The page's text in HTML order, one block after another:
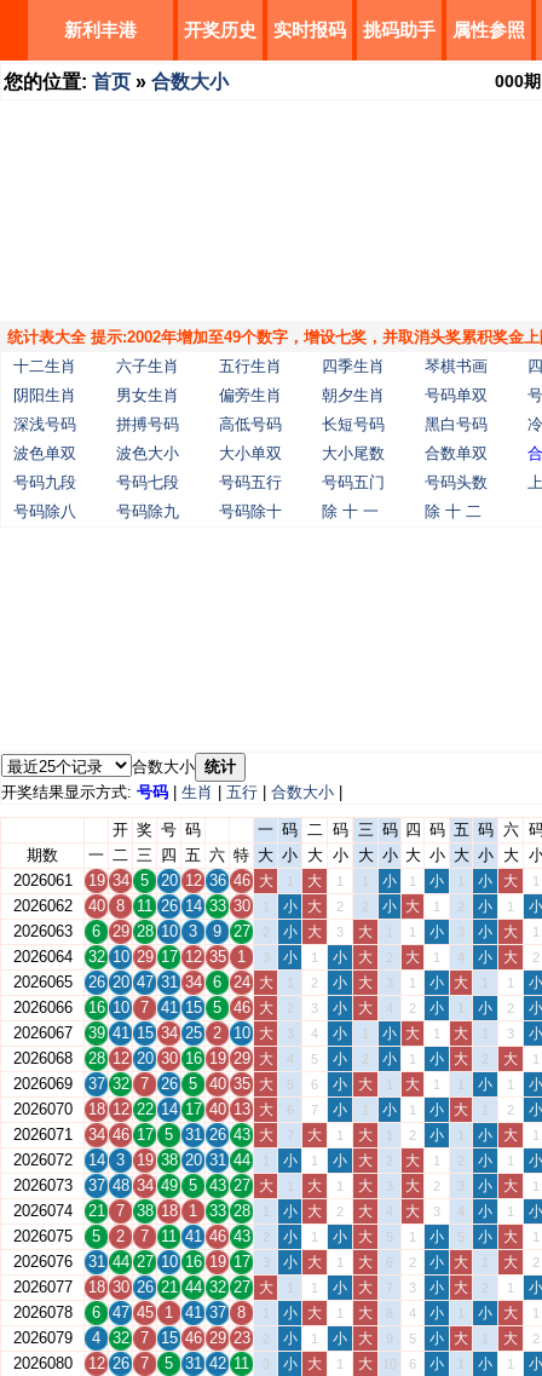
新利丰港 开奖历史 实时报码 挑码助手 属性参照
您的位置: 首页 » 合数大小 000期
统计表大全 提示:2002年增加至49个数字，增设七奖，并取消头奖累积奖金
十二生肖
六子生肖 五行生肖 四季生肖 琴棋书画
阴阳生肖
男女生肖 偏旁生肖 朝夕生肖 号码单双
深浅号码
拼搏号码 高低号码 长短号码 黑白号码
波色单双
波色大小 大小单双 大小尾数 合数单双
号码九段
号码七段 号码五行 号码五门 号码头数
号码除八
号码除九 号码除十 除 十 一 除 十 二
合数大小 统计
开奖结果显示方式: 号码 生肖 五行 合数大小
开 奖 号 码 一 码 二 码 三 码 四 码 五 码 六
期数
一 二 三 四 五 六 特 大 小 大 小 大 小 大 小 大 小 大
2026061
19 34 5 20 12 36 46 大 1 大 1 1 小 1 小 1 小 大 1
2026062 40 8 11 26 14 33 30 1 小 大 2 2 小 大 1 2 小 1 小
2026063 6 29 28 10 3 9 27 2 小 大 3 大 1 1 小 3 小 大 1
2026064 32 10 29 17 12 35 1 3 小 1 小 大 2 大 1 4 小 大 2
2026065 26 20 47 31 34 6 24 大 1 2 小 大 3 1 小 大 1 1 小
2026066 16 10 7 41 15 5 46 大 2 3 小 大 4 2 小 1 小 2 小
2026067 39 41 15 34 25 2 10 大 3 4 小 1 小 大 1 大 1 3 小
2026068 28 12 20 30 16 19 29 大 4 5 小 2 小 1 小 大 2 大 1
2026069 37 32 7 26 5 40 35 大 5 6 小 大 1 大 1 1 小 1 小
2026070 18 12 22 14 17 40 13 大 6 7 小 1 小 1 小 大 1 2 小
2026071 34 46 17 5 31 26 43 大 7 大 1 大 1 2 小 1 小 大 1
2026072 14 3 19 38 20 31 44 1 小 1 小 大 2 大 1 2 小 1 小
2026073 37 48 34 49 5 43 27 大 1 大 1 大 3 大 2 3 小 大 1
2026074 21 7 38 18 1 33 28 1 小 大 2 大 4 大 3 4 小 1 小
2026075 5 2 7 11 41 46 43 2 小 1 小 大 5 1 小 5 小 大 1
2026076 31 44 27 10 16 19 17 3 小 大 1 大 6 2 小 大 1 大 2
2026077 18 30 26 21 44 32 27 大 1 1 小 大 7 3 小 大 2 1 小
2026078 6 47 45 1 41 37 8 1 小 大 1 大 8 4 小 1 小 大 1
2026079 4 32 7 15 46 29 23 2 小 1 小 大 9 5 小 大 1 大 2
2026080 12 26 7 5 31 42 11 3 小 大 1 大 10 6 小 1 小 1 小